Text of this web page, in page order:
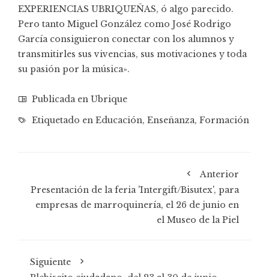
EXPERIENCIAS UBRIQUEÑAS, ó algo parecido.
Pero tanto Miguel González como José Rodrigo
García consiguieron conectar con los alumnos y
transmitirles sus vivencias, sus motivaciones y toda
su pasión por la música».
Publicada en Ubrique
Etiquetado en Educación, Enseñanza, Formación
Anterior
Presentación de la feria 'Intergift/Bisutex', para
empresas de marroquinería, el 26 de junio en
el Museo de la Piel
Siguiente